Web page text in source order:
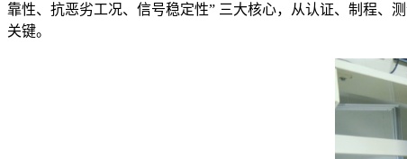
靠性、抗恶劣工况、信号稳定性” 三大核心，从认证、制程、
关键。